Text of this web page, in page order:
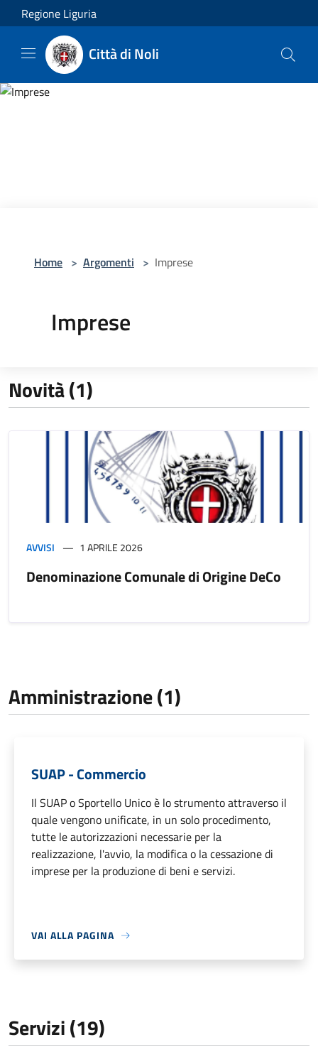
Salta al contenuto principale
Regione Liguria
Città di Noli
Home > Argomenti > Imprese
Imprese
Novità (1)
AVVISI 1 APRILE 2026
Denominazione Comunale di Origine DeCo
Amministrazione (1)
SUAP - Commercio
Il SUAP o Sportello Unico è lo strumento attraverso il
quale vengono unificate, in un solo procedimento,
tutte le autorizzazioni necessarie per la
realizzazione, l'avvio, la modifica o la cessazione di
imprese per la produzione di beni e servizi.
VAI ALLA PAGINA
Servizi (19)